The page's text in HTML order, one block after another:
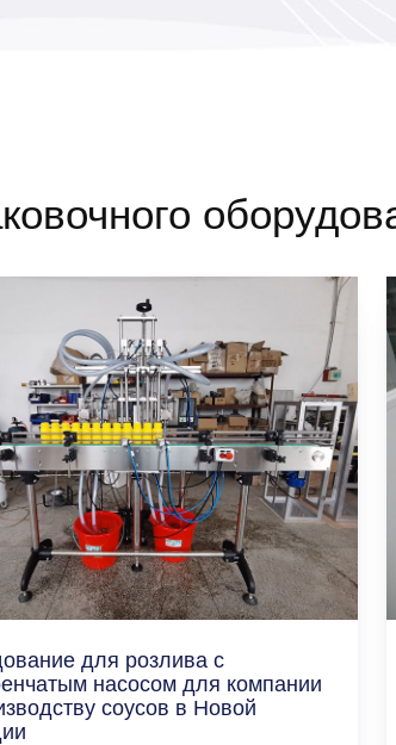
для розлива с
насосом для компании
соусов в Новой